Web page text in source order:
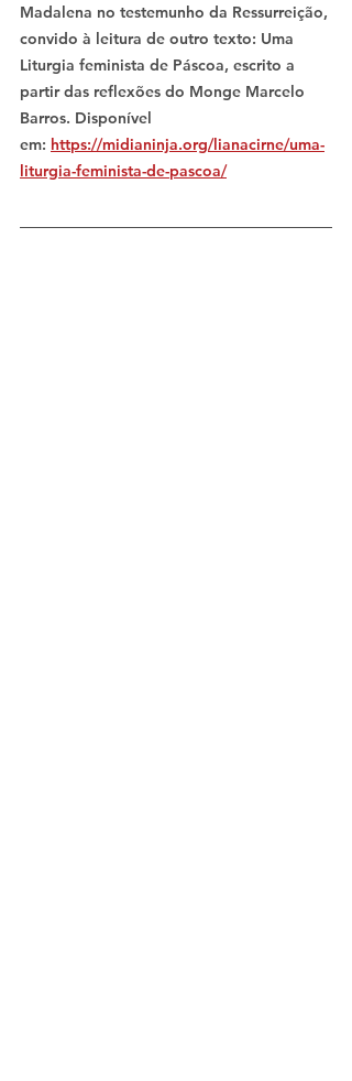
Madalena no testemunho da Ressurreição,
convido à leitura de outro texto: Uma
Liturgia feminista de Páscoa, escrito a
partir das reflexões do Monge Marcelo
Barros. Disponível
em: https://midianinja.org/lianacirne/uma-
liturgia-feminista-de-pascoa/